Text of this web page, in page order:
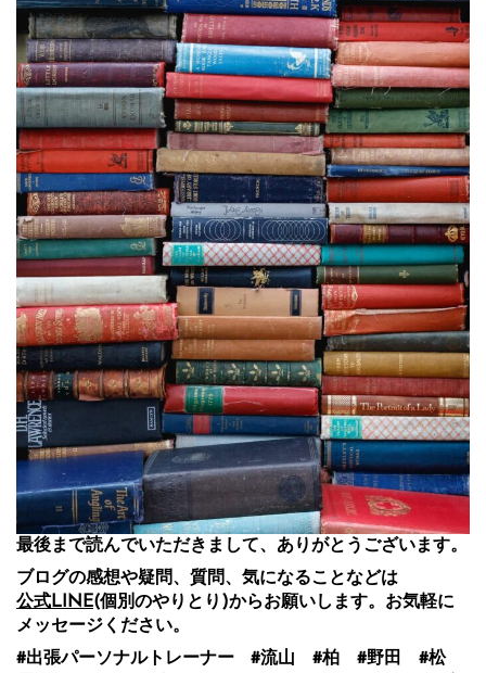
最後まで読んでいただきまして、ありがとうございます。
ブログの感想や疑問、質問、気になることなどは
公式LINE(個別のやりとり)からお願いします。お気軽に
メッセージください。
#出張パーソナルトレーナー #流山 #柏 #野田 #松